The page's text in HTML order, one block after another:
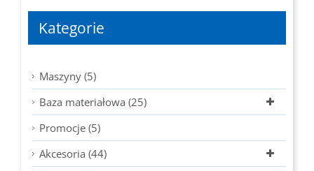
Kategorie
Maszyny (5)
Baza materiałowa (25)
Promocje (5)
Akcesoria (44)